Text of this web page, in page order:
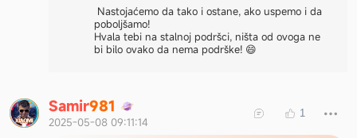
Nastojaćemo da tako i ostane, ako uspemo i da
poboljšamo!
Hvala tebi na stalnoj podršci, ništa od ovoga ne
bi bilo ovako da nema podrške! 😄
Samir981
2025-05-08 09:11:14
1